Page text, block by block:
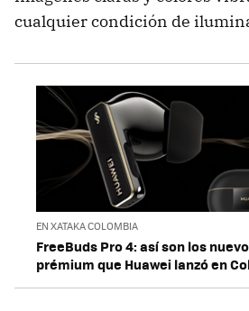
cualquier condición de
EN XATAKA COLOMBIA
FreeBuds Pro 4: así son los
prémium que Huawei lanzó en